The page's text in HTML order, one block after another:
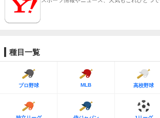
種目一覧
プロ野球 MLB 高校野球